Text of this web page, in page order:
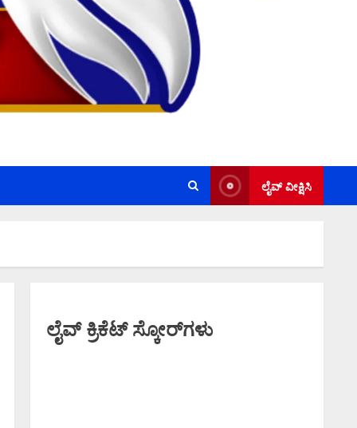
ಲೈವ್ ವೀಕ್ಷಿಸಿ
ಲೈವ್ ಕ್ರಿಕೆಟ್ ಸ್ಕೋರ್‌ಗಳು